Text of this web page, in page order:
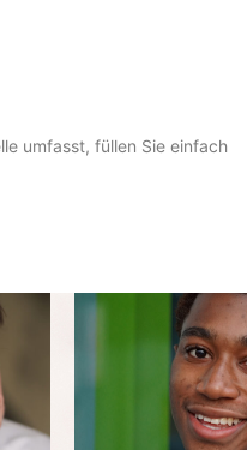
- 60 60+Divers
umfasst, füllen Sie einfach